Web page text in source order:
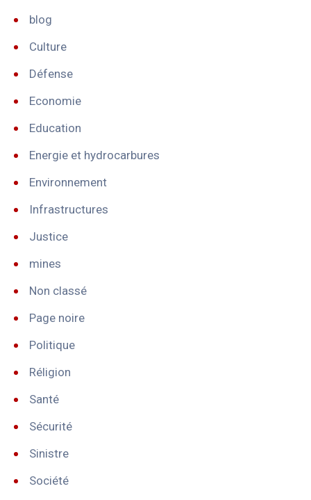
blog
Culture
Défense
Economie
Education
Energie et hydrocarbures
Environnement
Infrastructures
Justice
mines
Non classé
Page noire
Politique
Réligion
Santé
Sécurité
Sinistre
Société